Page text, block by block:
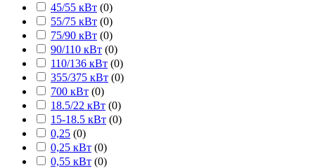
45/55 кВт (0)
55/75 кВт (0)
75/90 кВт (0)
90/110 кВт (0)
110/136 кВт (0)
355/375 кВт (0)
700 кВт (0)
18.5/22 кВт (0)
15-18.5 кВт (0)
0,25 (0)
0,25 кВт (0)
0,55 кВт (0)